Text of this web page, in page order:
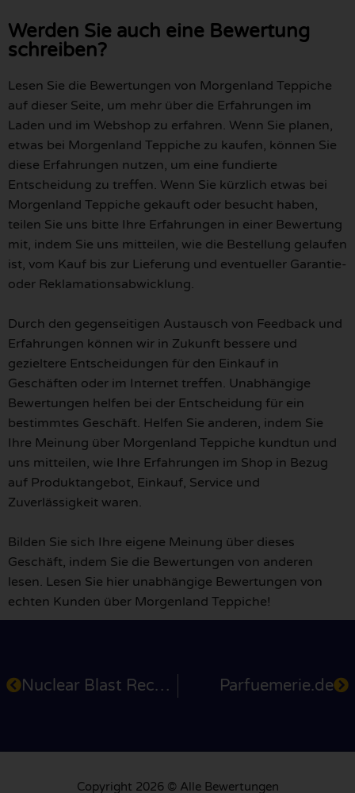
Werden Sie auch eine Bewertung
schreiben?
Lesen Sie die Bewertungen von Morgenland Teppiche
auf dieser Seite, um mehr über die Erfahrungen im
Laden und im Webshop zu erfahren. Wenn Sie planen,
etwas bei Morgenland Teppiche zu kaufen, können Sie
diese Erfahrungen nutzen, um eine fundierte
Entscheidung zu treffen. Wenn Sie kürzlich etwas bei
Morgenland Teppiche gekauft oder besucht haben,
teilen Sie uns bitte Ihre Erfahrungen in einer Bewertung
mit, indem Sie uns mitteilen, wie die Bestellung gelaufen
ist, vom Kauf bis zur Lieferung und eventueller Garantie-
oder Reklamationsabwicklung.
Durch den gegenseitigen Austausch von Feedback und
Erfahrungen können wir in Zukunft bessere und
gezieltere Entscheidungen für den Einkauf in
Geschäften oder im Internet treffen. Unabhängige
Bewertungen helfen bei der Entscheidung für ein
bestimmtes Geschäft. Helfen Sie anderen, indem Sie
Ihre Meinung über Morgenland Teppiche kundtun und
uns mitteilen, wie Ihre Erfahrungen im Shop in Bezug
auf Produktangebot, Einkauf, Service und
Zuverlässigkeit waren.
Bilden Sie sich Ihre eigene Meinung über dieses
Geschäft, indem Sie die Bewertungen von anderen
lesen. Lesen Sie hier unabhängige Bewertungen von
echten Kunden über Morgenland Teppiche!
Nuclear Blast Records Parfuemerie.de
Copyright 2026 © Alle Bewertungen